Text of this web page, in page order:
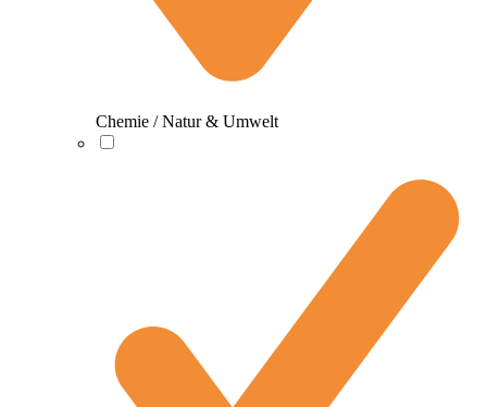
Chemie / Natur & Umwelt